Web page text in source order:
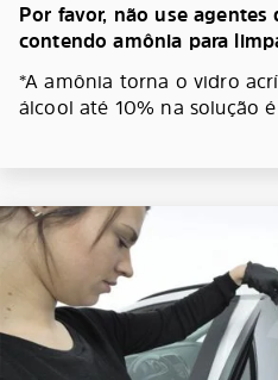
Por favor, não use agentes
contendo amônia para
*A amônia torna o vidro
álcool até 10% na solução